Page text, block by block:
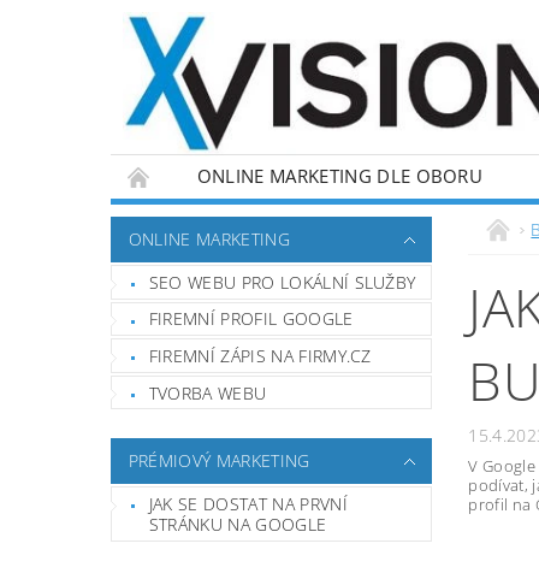
ONLINE MARKETING DLE OBORU
ONLINE MARKETING
SEO WEBU PRO LOKÁLNÍ SLUŽBY
FIREMNÍ PROFIL GOOGLE
FIREMNÍ ZÁPIS NA FIRMY.CZ
TVORBA WEBU
PRÉMIOVÝ MARKETING
JAK SE DOSTAT NA PRVNÍ
STRÁNKU NA GOOGLE
V
podívat,
profil na